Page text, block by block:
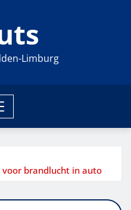
Limburg
brandlucht in auto